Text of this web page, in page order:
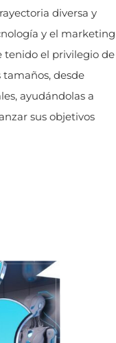
diversa y
y el marketing
tenido el privilegio de
desde
ayudándolas a
sus objetivos